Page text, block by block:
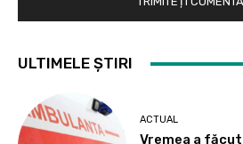
ULTIMELE ȘTIRI
ACTUAL
Vremea a